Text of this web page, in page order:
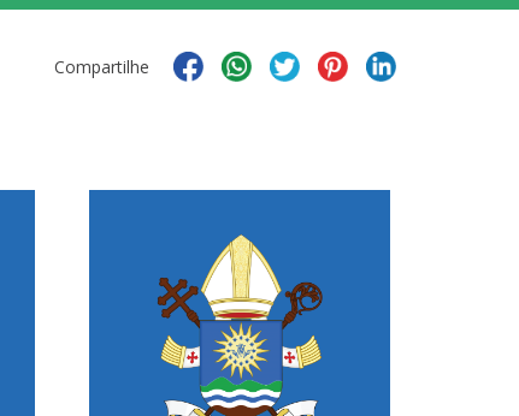
Compartilhe